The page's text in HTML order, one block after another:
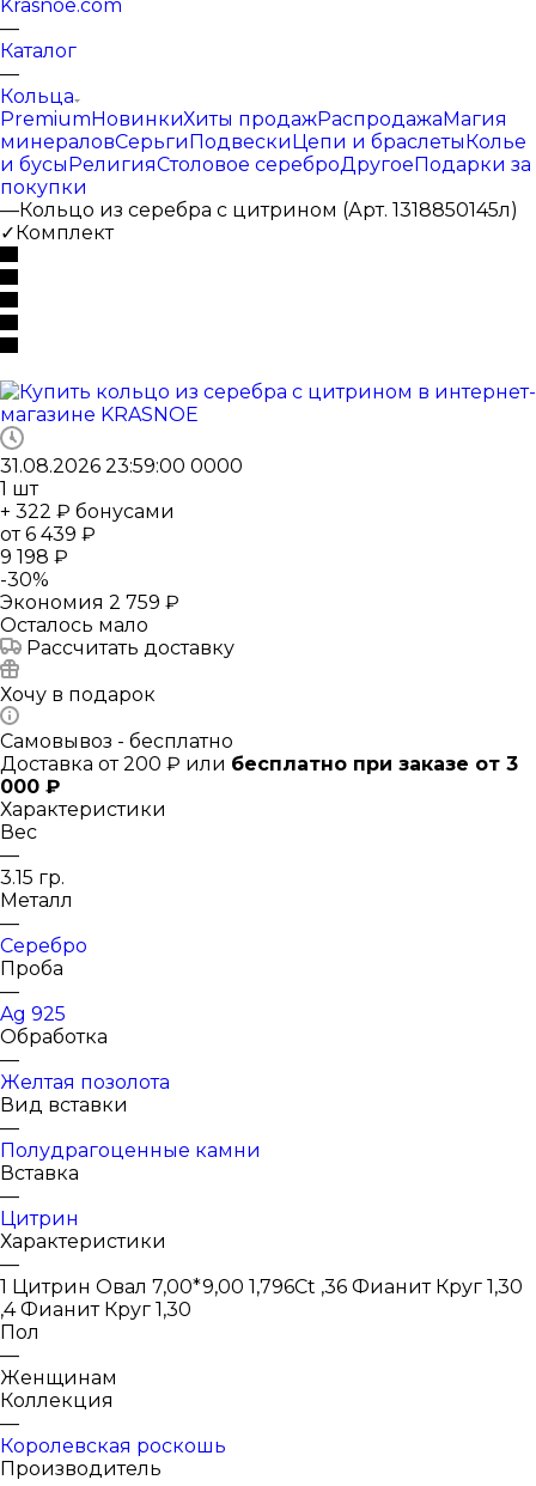
Krasnoe.com
—
Каталог
—
Кольца
PremiumНовинкиХиты продажРаспродажаМагия
минераловСерьгиПодвескиЦепи и браслетыКолье
и бусыРелигияСтоловое сереброДругоеПодарки за
покупки
—Кольцо из серебра с цитрином (Арт. 1318850145л)
✓Комплект
31.08.2026 23:59:00 0000
1 шт
+ 322 ₽ бонусами
от6 439 ₽
9 198 ₽
-30%
Экономия 2 759 ₽
Осталось мало
Рассчитать доставку
Хочу в подарок
Самовывоз - бесплатно
Доставка от 200 ₽ или бесплатно при заказе от 3
000 ₽
Характеристики
Вес
—
3.15 гр.
Металл
—
Серебро
Проба
—
Ag 925
Обработка
—
Желтая позолота
Вид вставки
—
Полудрагоценные камни
Вставка
—
Цитрин
Характеристики
—
1 Цитрин Овал 7,00*9,00 1,796Ct ,36 Фианит Круг 1,30
,4 Фианит Круг 1,30
Пол
—
Женщинам
Коллекция
—
Королевская роскошь
Производитель